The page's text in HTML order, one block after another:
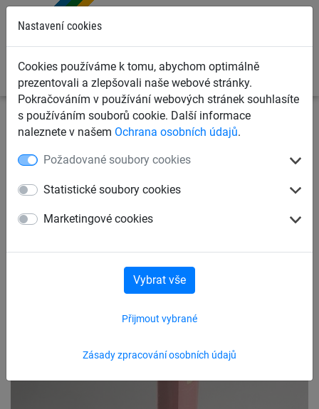
Nastavení cookies
Cookies používáme k tomu, abychom optimálně
prezentovali a zlepšovali naše webové stránky.
Pokračováním v používání webových stránek souhlasíte
s používáním souborů cookie. Další informace
naleznete v našem Ochrana osobních údajů.
Požadované soubory cookies
Statistické soubory cookies
Marketingové cookies
Zásady zpracování osobních údajů
Přijmout vybrané
Vybrat vše
Dětská lanová hřiště
Houpačky a ptačí hnízda
Kyvadlová houpačka, s
řetězem a obrtlíkem